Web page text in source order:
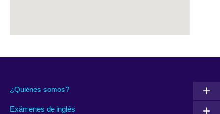
¿Quiénes somos?
Exámenes de inglés